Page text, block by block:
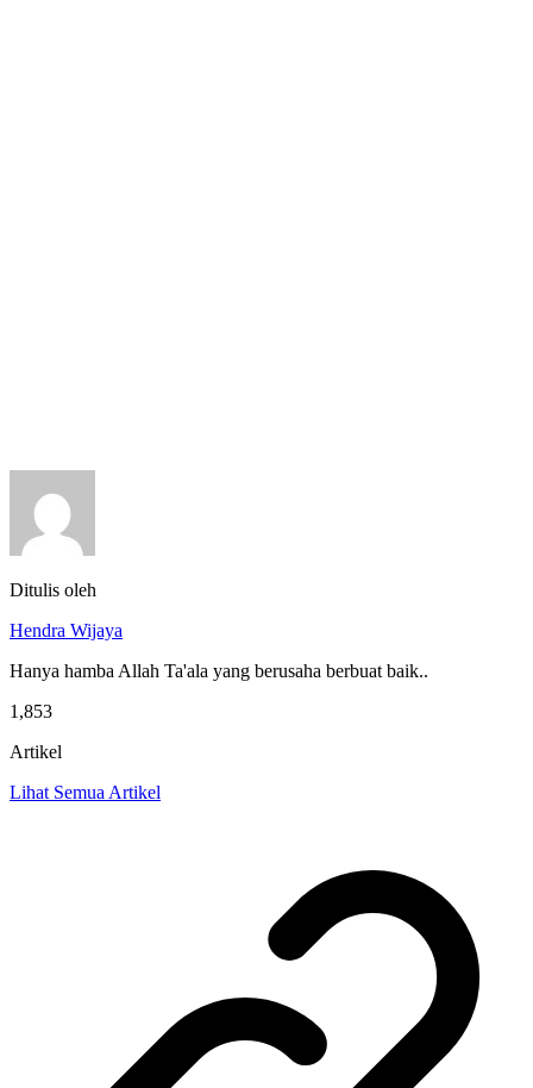
Ditulis oleh
Hendra Wijaya
Hanya hamba Allah Ta'ala yang berusaha berbuat baik..
1,853
Artikel
Lihat Semua Artikel